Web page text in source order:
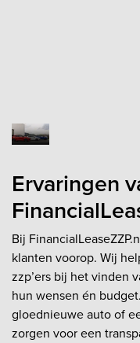
Ervaringen
Bij
klanten voorop. Wij
zzp’ers bij het vinden
hun wensen én
gloednieuwe auto of
zorgen voor een